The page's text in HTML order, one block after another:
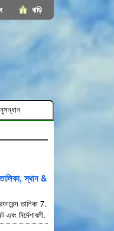
বাড়ি
স্থান &
তালিকা 7.
নির্দেশাবলী.